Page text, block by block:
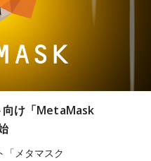
向け「MetaMask
「メタマスク